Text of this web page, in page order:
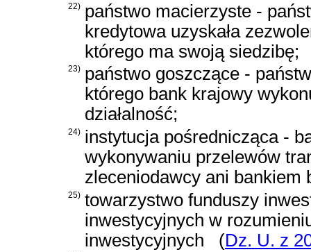
22) państwo macierzyste -
kredytowa uzyskała
którego ma swoją siedzibę;
23) państwo goszczące -
którego bank krajowy
działalność;
24) instytucja pośrednicząca -
wykonywaniu przelewów
zleceniodawcy ani bankiem
25) towarzystwo funduszy
inwestycyjnych w
inwestycyjnych
(Dz. U. z